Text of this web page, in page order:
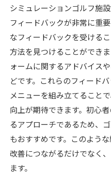
シミュレーションゴルフ施
フィードバックが非常に重
なフィードバックを受ける
方法を見つけることができ
ォームに関するアドバイス
どです。これらのフィード
メニューを組み立てること
向上が期待できます。初心
るアプローチであるため、
もおすすめです。このよう
改善につながるだけでなく
ます。